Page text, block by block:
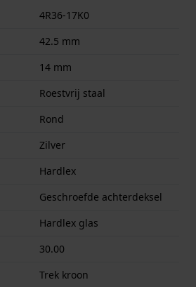
4R36-17K0
42.5 mm
14 mm
Roestvrij staal
Rond
Zilver
Hardlex
Geschroefde achterdeksel
Hardlex glas
30.00
Trek kroon